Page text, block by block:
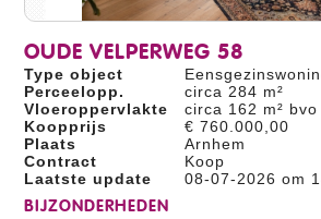
OUDE VELPERWEG 58
Type object
Perceelopp.
circa 284 m²
Vloeroppervlakte
circa 162 m² bvo
Koopprijs
€ 760.000,00
Plaats
Arnhem
Contract
Koop
Laatste update
08-07-2026 om
BIJZONDERHEDEN